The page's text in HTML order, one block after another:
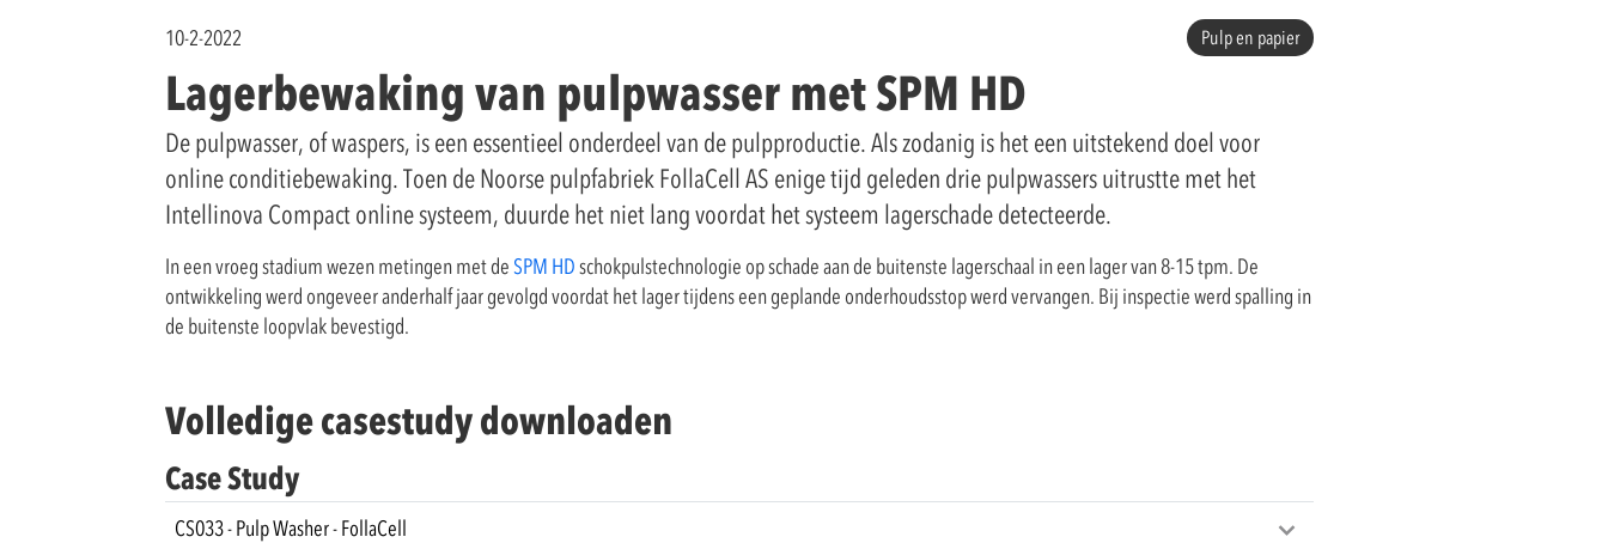
10-2-2022 Pulp en papier
Lagerbewaking van pulpwasser met SPM HD
De pulpwasser, of waspers, is een essentieel onderdeel van de pulpproductie. Als zodanig is het een uitstekend doel voor
online conditiebewaking. Toen de Noorse pulpfabriek FollaCell AS enige tijd geleden drie pulpwassers uitrustte met het
Intellinova Compact online systeem, duurde het niet lang voordat het systeem lagerschade detecteerde.
In een vroeg stadium wezen metingen met deSPM HDschokpulstechnologie op schade aan de buitenste lagerschaal in een lager van 8-15 tpm. De
ontwikkeling werd ongeveer anderhalf jaar gevolgd voordat het lager tijdens een geplande onderhoudsstop werd vervangen. Bij inspectie werd spalling in
de buitenste loopvlak bevestigd.
Volledige casestudy downloaden
Case Study
CS033 - Pulp Washer - FollaCell